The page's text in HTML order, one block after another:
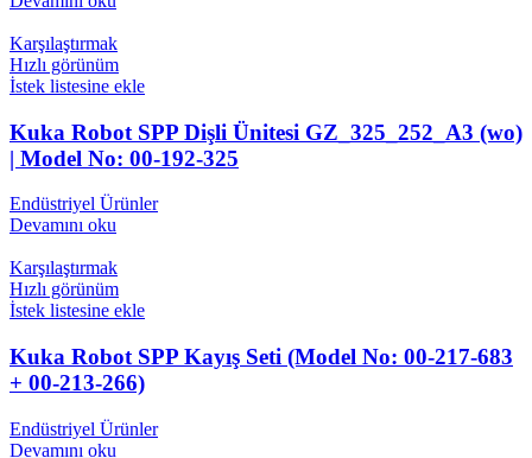
Karşılaştırmak
Hızlı görünüm
İstek listesine ekle
Kuka Robot SPP Dişli Ünitesi GZ_325_252_A3 (wo)
| Model No: 00-192-325
Endüstriyel Ürünler
Devamını oku
Karşılaştırmak
Hızlı görünüm
İstek listesine ekle
Kuka Robot SPP Kayış Seti (Model No: 00-217-683
+ 00-213-266)
Endüstriyel Ürünler
Devamını oku